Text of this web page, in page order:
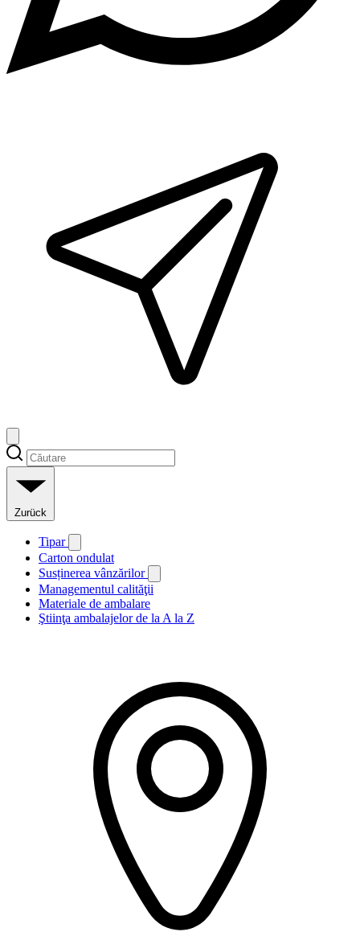
Zurück
Tipar
Carton ondulat
Susținerea vânzărilor
Managementul calităţii
Materiale de ambalare
Ştiinţa ambalajelor de la A la Z